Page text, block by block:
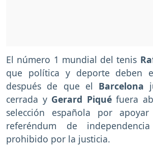
El número 1 mundial del tenis
que política y deporte deben
después de que el Barcelona
cerrada yGerard Piquéfuera
selección española por
referéndum de
prohibido por la justicia.